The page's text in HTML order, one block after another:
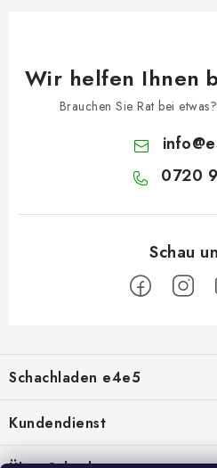
Wir helfen Ihnen
Brauchen Sie Rat bei
info@
0720
ß
z
e
i
Schachladen e4e5
Kontakt
Kundendienst
Geschäftsbedingungen